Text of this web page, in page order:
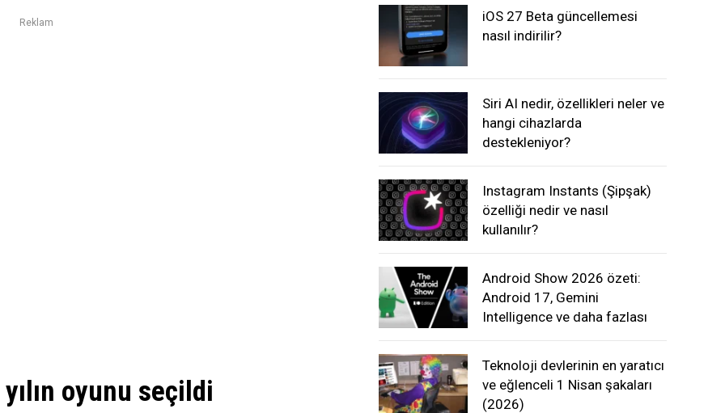
Reklam
oyunu seçildi
iOS 27 Beta güncellemesi
nasıl indirilir?
Siri AI nedir, özellikleri neler ve
hangi cihazlarda
destekleniyor?
Instagram Instants (Şipşak)
özelliği nedir ve nasıl
kullanılır?
Android Show 2026 özeti:
Android 17, Gemini
Intelligence ve daha fazlası
Teknoloji devlerinin en yaratıcı
ve eğlenceli 1 Nisan şakaları
(2026)